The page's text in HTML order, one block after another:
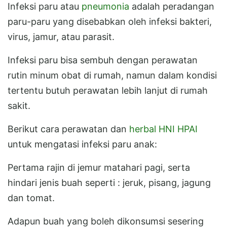
Infeksi paru atau pneumonia adalah peradangan
paru-paru yang disebabkan oleh infeksi bakteri,
virus, jamur, atau parasit.
Infeksi paru bisa sembuh dengan perawatan
rutin minum obat di rumah, namun dalam kondisi
tertentu butuh perawatan lebih lanjut di rumah
sakit.
Berikut cara perawatan dan herbal HNI HPAI
untuk mengatasi infeksi paru anak:
Pertama rajin di jemur matahari pagi, serta
hindari jenis buah seperti : jeruk, pisang, jagung
dan tomat.
Adapun buah yang boleh dikonsumsi sesering